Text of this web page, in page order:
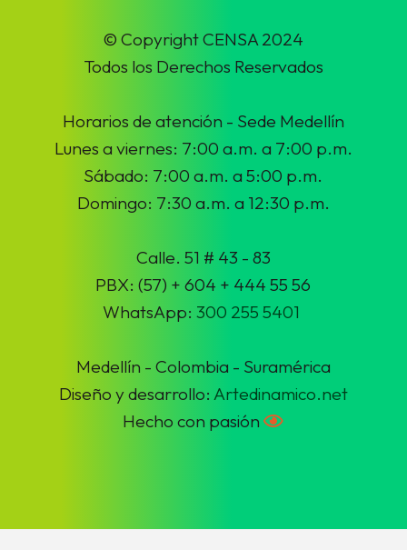
© Copyright CENSA 2024
Todos los Derechos Reservados
Horarios de atención - Sede Medellín
Lunes a viernes: 7:00 a.m. a 7:00 p.m.
Sábado: 7:00 a.m. a 5:00 p.m.
Domingo: 7:30 a.m. a 12:30 p.m.
Calle. 51 # 43 - 83
PBX: (57) + 604 + 444 55 56
WhatsApp:300 255 5401
Medellín - Colombia - Suramérica
Diseño y desarrollo: Artedinamico.net
Hecho con pasión